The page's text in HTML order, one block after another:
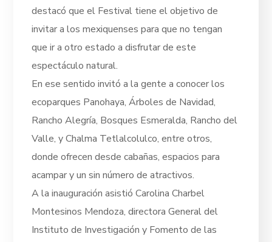
destacó que el Festival tiene el objetivo de
invitar a los mexiquenses para que no tengan
que ir a otro estado a disfrutar de este
espectáculo natural.
En ese sentido invitó a la gente a conocer los
ecoparques Panohaya, Árboles de Navidad,
Rancho Alegría, Bosques Esmeralda, Rancho del
Valle, y Chalma Tetlalcolulco, entre otros,
donde ofrecen desde cabañas, espacios para
acampar y un sin número de atractivos.
A la inauguración asistió Carolina Charbel
Montesinos Mendoza, directora General del
Instituto de Investigación y Fomento de las